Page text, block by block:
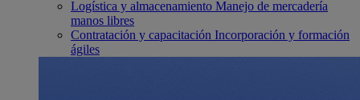
Logística y almacenamiento Manejo de mercadería
manos libres
Contratación y capacitación Incorporación y formación
ágiles